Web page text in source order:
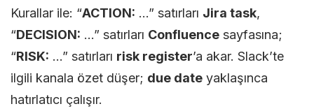
Kurallar ile: “ACTION: …” satırları Jira task,
“DECISION: …” satırları Confluence sayfasına;
“RISK: …” satırları risk register’a akar. Slack’te
ilgili kanala özet düşer; due date yaklaşınca
hatırlatıcı çalışır.